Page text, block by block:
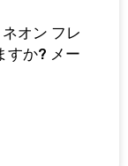
オン フレ
すか? メー